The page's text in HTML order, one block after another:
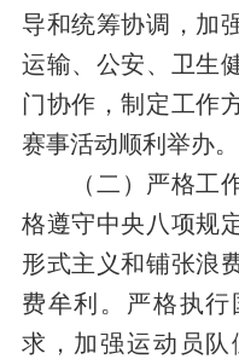
导和统筹协调， 加
运输、公安、卫生
门协作，制定工作
赛事活动顺利举办。
（二 ）严格工
格遵守中央八项规
形式主义和铺张浪
费牟利 。 严格执
求， 加强运动员队